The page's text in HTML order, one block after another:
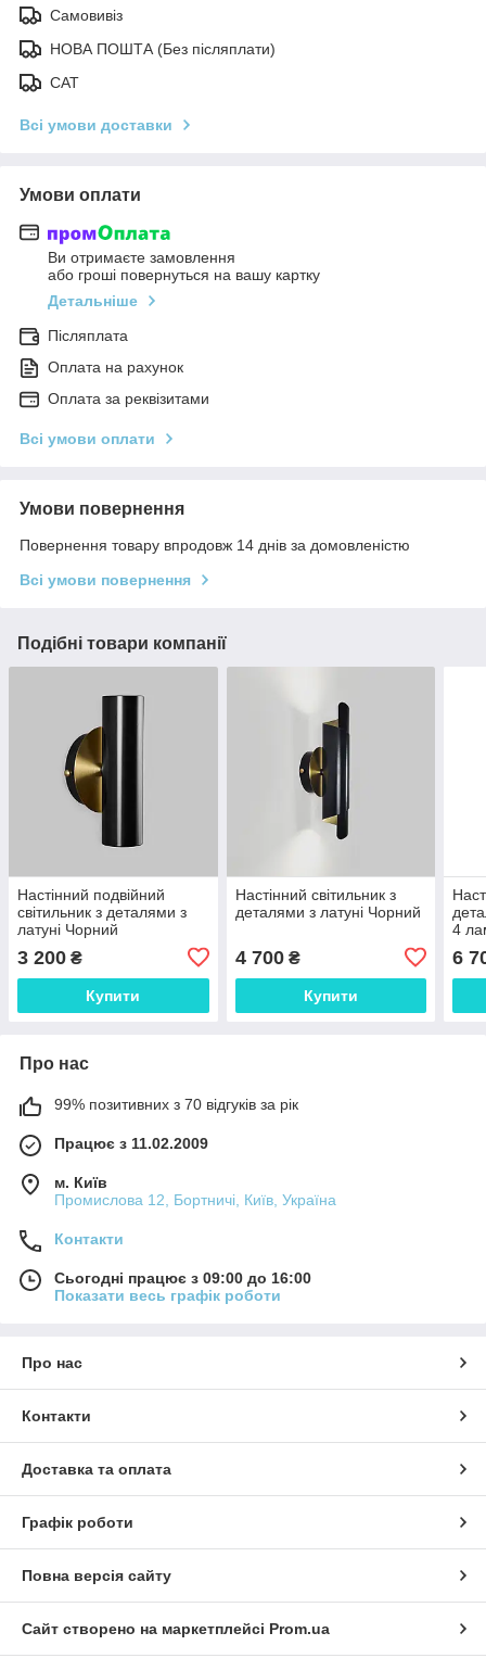
Самовивіз
НОВА ПОШТА (Без післяплати)
САТ
Всі умови доставки
Умови оплати
Ви отримаєте замовлення
або гроші повернуться на вашу картку
Детальніше
Післяплата
Оплата на рахунок
Оплата за реквізитами
Всі умови оплати
Умови повернення
Повернення товару впродовж 14 днів за домовленістю
Всі умови повернення
Подібні товари компанії
Настінний подвійний
світильник з деталями з
латуні Чорний
3 200 ₴
Купити
Настінний світильник з
деталями з латуні Чорний
4 700₴
Купити
4
6
Про нас
99% позитивних з 70 відгуків за рік
Працює з 11.02.2009
м. Київ
Промислова 12, Бортничі, Київ, Україна
Контакти
Сьогодні працює з 09:00 до 16:00
Показати весь графік роботи
Про нас
Контакти
Доставка та оплата
Графік роботи
Повна версія сайту
Сайт створено на маркетплейсі Prom.ua